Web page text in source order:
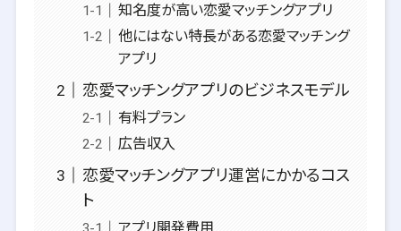
知名度が高い恋愛マッチングアプリ
他にはない特長がある恋愛マッチング
アプリ
恋愛マッチングアプリのビジネスモデル
有料プラン
広告収入
恋愛マッチングアプリ運営にかかるコス
ト